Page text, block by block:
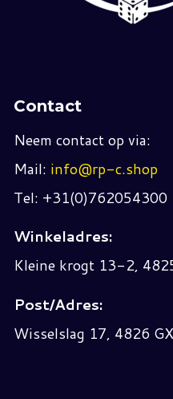
Contact
Neem contact op via:
Mail: info@rp-c.shop
Tel: +31(0)762054300
Winkeladres:
Kleine krogt 13-2,
Post/Adres:
Wisselslag 17, 4826